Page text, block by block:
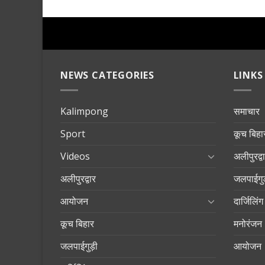
NEWS CATEGORIES
Kalimpong
Sport
Videos
अलीपुरद्वार
आयोजन
कूच बिहार
जलपाईगुड़ी
LINKS
समाचार
कूच
दार्जिलिंग
मनोरंजन
आयोजन